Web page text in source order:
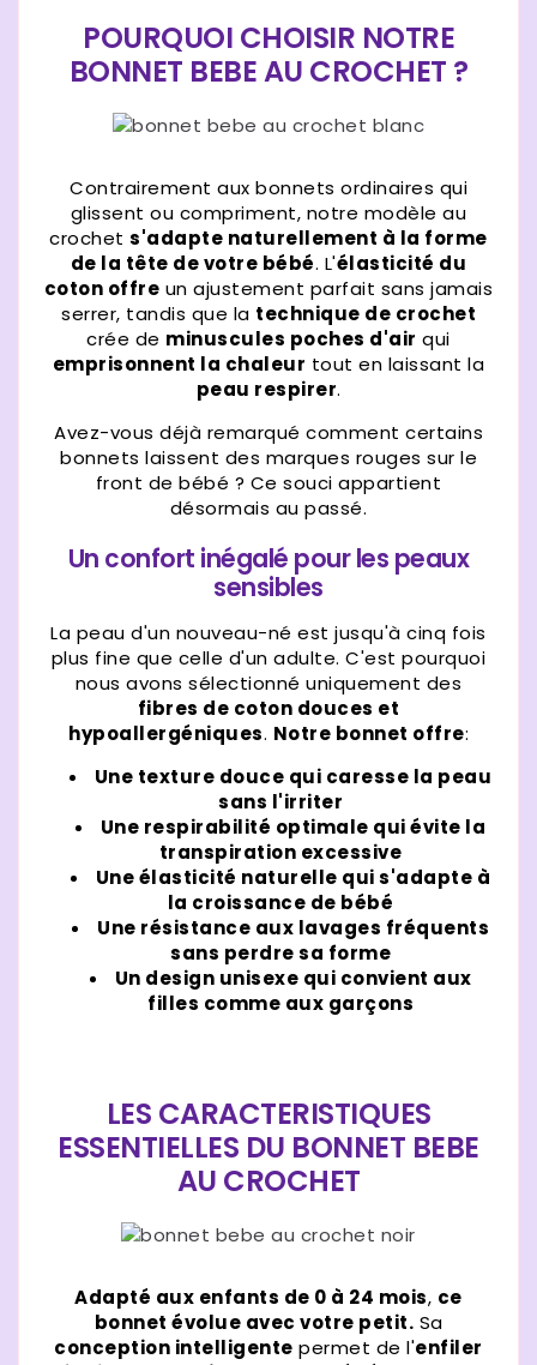
POURQUOI CHOISIR NOTRE
BONNET BEBE AU CROCHET ?
Contrairement aux bonnets ordinaires qui
glissent ou compriment, notre modèle au
crochets'adapte naturellement à la forme
de la tête de votre bébé. L'élasticité du
coton offre un ajustement parfait sans jamais
serrer, tandis que la technique de crochet
crée de minuscules poches d'air qui
emprisonnent la chaleur tout en laissant la
peau respirer.
Avez-vous déjà remarqué comment certains
bonnets laissent des marques rouges sur le
front de bébé ? Ce souci appartient
désormais au passé.
Un confort inégalé pour les peaux
sensibles
La peau d'un nouveau-né est jusqu'à cinq fois
plus fine que celle d'un adulte. C'est pourquoi
nous avons sélectionné uniquement des
fibres de coton douces et
hypoallergéniques. Notre bonnet offre:
Une texture douce qui caresse la peau
sans l'irriter
Une respirabilité optimale qui évite la
transpiration excessive
Une élasticité naturelle qui s'adapte à
la croissance de bébé
Une résistance aux lavages fréquents
sans perdre sa forme
Un design unisexe qui convient aux
filles comme aux garçons
LES CARACTERISTIQUES
ESSENTIELLES DU BONNET BEBE
AU CROCHET
Adapté aux enfants de 0 à 24 mois, ce
bonnet évolue avec votre petit. Sa
conception intelligente permet de l'enfiler